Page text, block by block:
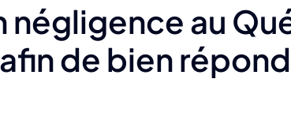
négligence au
de bien